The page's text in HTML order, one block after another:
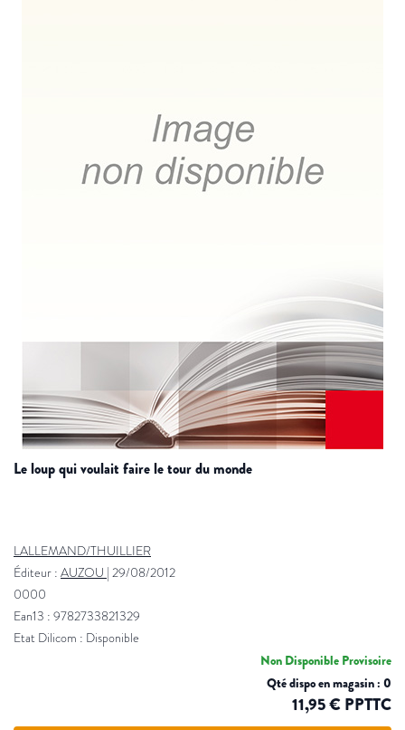
le loup qui voulait faire le tour du monde
LALLEMAND/THUILLIER
Éditeur : AUZOU | 29/08/2012
0000
Ean13 : 9782733821329
Etat Dilicom : Disponible
Non Disponible Provisoire
Qté dispo en magasin : 0
11,95 € PPTTC